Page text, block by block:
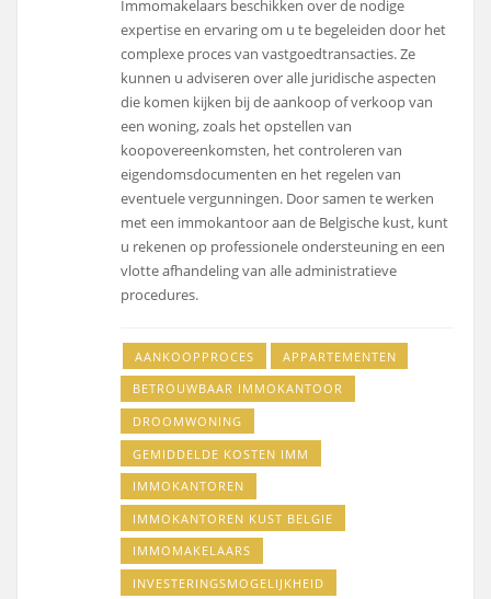
Immomakelaars beschikken over de nodige
expertise en ervaring om u te begeleiden door het
complexe proces van vastgoedtransacties. Ze
kunnen u adviseren over alle juridische aspecten
die komen kijken bij de aankoop of verkoop van
een woning, zoals het opstellen van
koopovereenkomsten, het controleren van
eigendomsdocumenten en het regelen van
eventuele vergunningen. Door samen te werken
met een immokantoor aan de Belgische kust, kunt
u rekenen op professionele ondersteuning en een
vlotte afhandeling van alle administratieve
procedures.
AANKOOPPROCES
APPARTEMENTEN
BETROUWBAAR IMMOKANTOOR
DROOMWONING
GEMIDDELDE KOSTEN IMM
IMMOKANTOREN
IMMOKANTOREN KUST BELGIE
IMMOMAKELAARS
INVESTERINGSMOGELIJKHEID